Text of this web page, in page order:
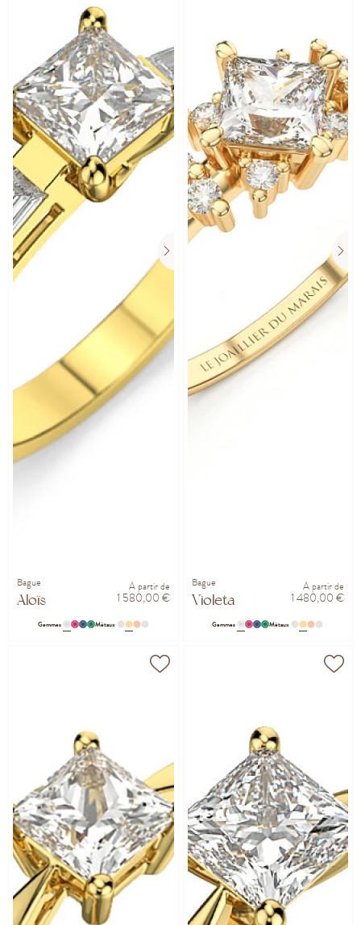
Bague
Aloïs
À partir de
1 580,00 €
Gemmes Métaux
Bague
Violeta
À partir de
1 480,00 €
Gemmes Métaux